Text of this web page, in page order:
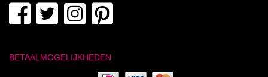
BETAALMOGELIJKHEDEN